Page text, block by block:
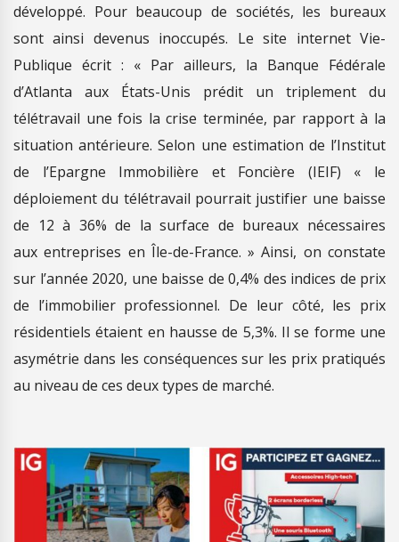
développé. Pour beaucoup de sociétés, les bureaux
sont ainsi devenus inoccupés. Le site internet Vie-
Publique écrit : « Par ailleurs, la Banque Fédérale
d’Atlanta aux États-Unis prédit un triplement du
télétravail une fois la crise terminée, par rapport à la
situation antérieure. Selon une estimation de l’Institut
de l’Epargne Immobilière et Foncière (IEIF) « le
déploiement du télétravail pourrait justifier une baisse
de 12 à 36% de la surface de bureaux nécessaires
aux entreprises en Île-de-France. » Ainsi, on constate
sur l’année 2020, une baisse de 0,4% des indices de prix
de l’immobilier professionnel. De leur côté, les prix
résidentiels étaient en hausse de 5,3%. Il se forme une
asymétrie dans les conséquences sur les prix pratiqués
au niveau de ces deux types de marché.